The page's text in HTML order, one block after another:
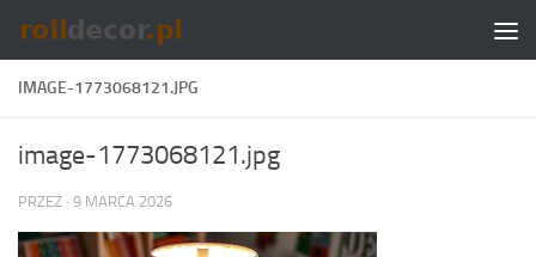
Skip to content
IMAGE-1773068121.JPG
image-1773068121.jpg
PRZEZ · 9 MARCA 2026